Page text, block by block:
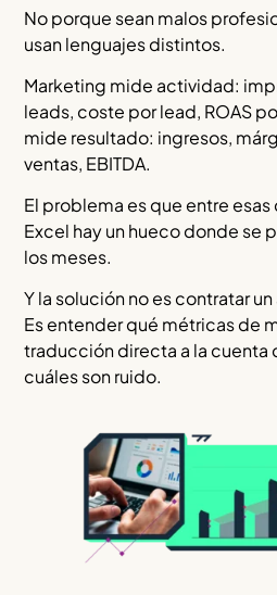
No porque sean malos
usan lenguajes distintos.
Marketing mide actividad:
leads, coste por lead, ROAS
mide resultado: ingresos,
ventas, EBITDA.
El problema es que entre
Excel hay un hueco donde se
los meses.
Y la solución no es contratar
Es entender qué métricas de
traducción directa a la cuenta
cuáles son ruido.